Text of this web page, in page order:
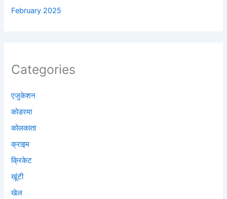
February 2025
Categories
एजुकेशन
कोडरमा
कोलकाता
क्राइम
क्रिकेट
खूंटी
खेल